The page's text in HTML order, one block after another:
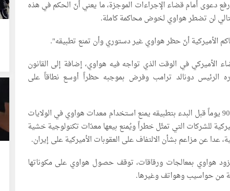
رفع دعوى أمام قضاء الإجراءات الموجزة، ما يعني أنّ الحكم في هذه
لن تضطر هواوي لخوض محاكمة كاملة.
الأميركية أنّ حظر هواوي غير دستوري وأن تمنع تطبيقه".
الأميركي في الوقت الذي تواجه فيه هواوي، إضافة إلى القانون
الرئيس دونالد ترامب وفرض بموجبه حظراً أوسع نطاقاً على
والأمر التنفيذي الذي تضمن مهلة 90 يوماً قبل البدء بتطبيقه يمنع استخدام معدات هواوي في الولايات
للشركات التي تمثّل خطراً ويُمنع بيعها معدّات تكنولوجية خشية
عدا عن مزاعم بشأن الالتفاف على العقوبات الأميركية على إيران.
هواوي بمعالجات ورقاقات، توقف حصول هواوي على مكوناتها
من حواسيب وهواتف وغيرها.